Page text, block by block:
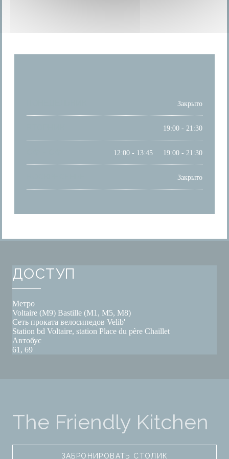
ЧАСЫ РАБОТЫ
Закрыто
19:00 - 21:30
12:00 - 13:45 19:00 - 21:30
Закрыто
ДОСТУП
Метро
Voltaire (M9) Bastille (M1, M5, M8)
Сеть проката велосипедов Velib'
Station bd Voltaire, station Place du père Chaillet
Автобус
61, 69
The Friendly Kitchen
ЗАБРОНИРОВАТЬ СТОЛИК